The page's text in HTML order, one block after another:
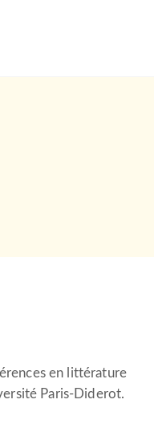
en littérature
Paris-Diderot.